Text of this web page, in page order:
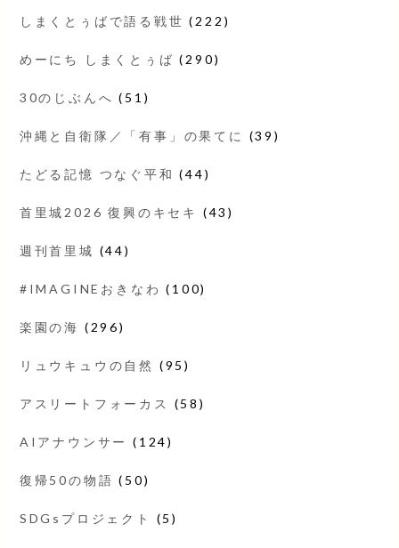
しまくとぅばで語る戦世 (222)
めーにち しまくとぅば (290)
30のじぶんへ (51)
沖縄と自衛隊／「有事」の果てに (39)
たどる記憶 つなぐ平和 (44)
首里城2026 復興のキセキ (43)
週刊首里城 (44)
#IMAGINEおきなわ (100)
楽園の海 (296)
リュウキュウの自然 (95)
アスリートフォーカス (58)
AIアナウンサー (124)
復帰50の物語 (50)
SDGsプロジェクト (5)